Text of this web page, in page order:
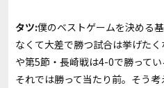
タツ:僕のベストゲームを決める
なくて大差で勝つ試合は挙げた
や第5節・長崎戦は4-0で勝ってい
それでは勝って当たり前。そう